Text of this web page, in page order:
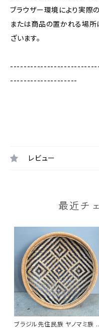
ブラウザー環境により実際
または商品の置かれる場
ざいます。
--------------------
レビュー
最近チ
ブラジル先住民族 ヤノマミ族